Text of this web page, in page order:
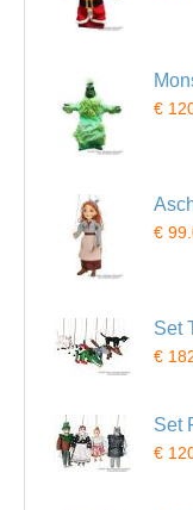
€
€
Set
€
Set
€